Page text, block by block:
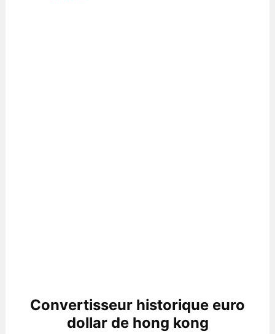
Convertisseur historique euro
dollar de hong kong